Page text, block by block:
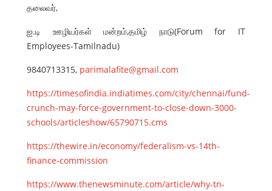
தலைவர்,
ஐ.டி ஊழியர்கள் மன்றம்,தமிழ் நாடு(Forum for IT
Employees-Tamilnadu)
9840713315, parimalafite@gmail.com
https://timesofindia.indiatimes.com/city/chennai/fund-
crunch-may-force-government-to-close-down-3000-
schools/articleshow/65790715.cms
https://thewire.in/economy/federalism-vs-14th-
finance-commission
https://www.thenewsminute.com/article/why-tn-